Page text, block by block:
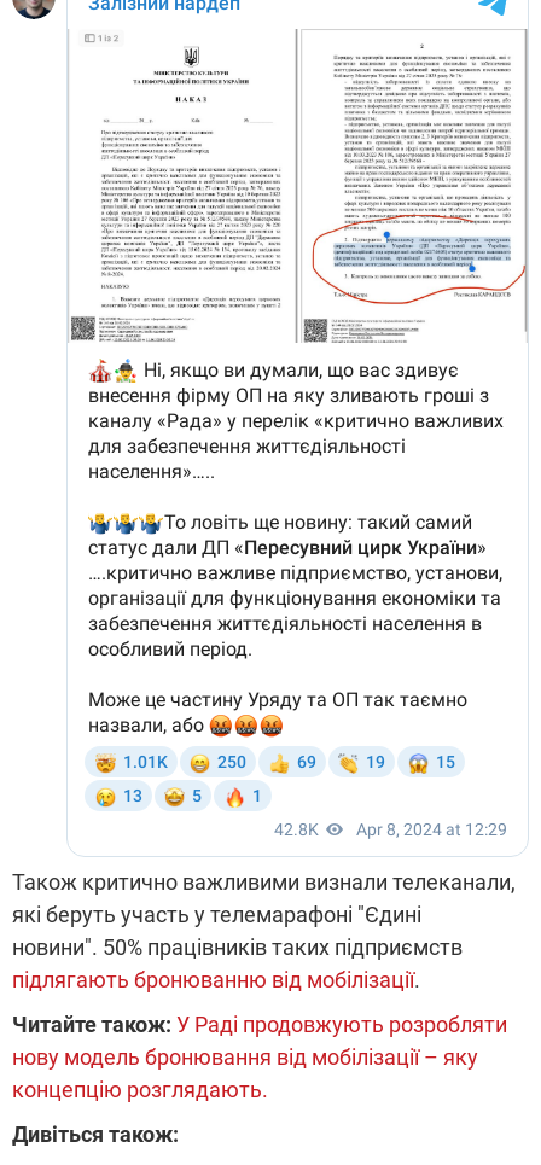
Також критично важливими визнали телеканали,
які беруть участь у телемарафоні "Єдині
новини". 50% працівників таких підприємств
підлягають бронюванню від мобілізації.
Читайте також: У Раді продовжують розробляти
нову модель бронювання від мобілізації – яку
концепцію розглядають.
Дивіться також: